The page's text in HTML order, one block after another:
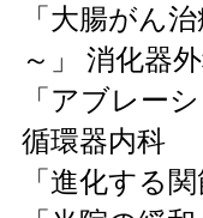
「大腸がん
～」 消化器
「アブレー
循環器内科
「進化する